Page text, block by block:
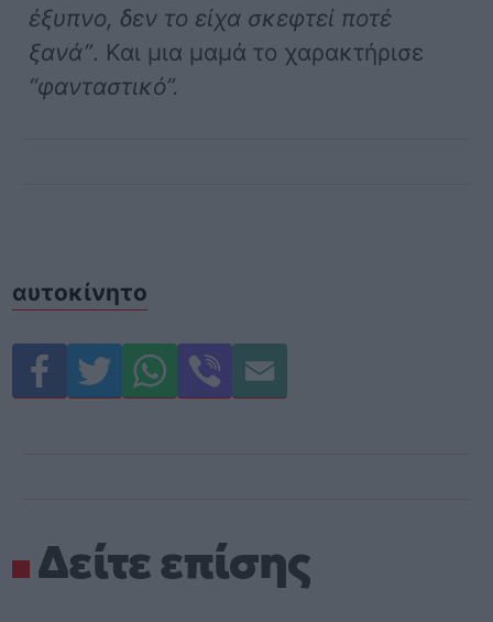
έξυπνο, δεν το είχα σκεφτεί ποτέ
ξανά”. Και μια μαμά το χαρακτήρισε
“φανταστικό”.
αυτοκίνητο
Δείτε επίσης